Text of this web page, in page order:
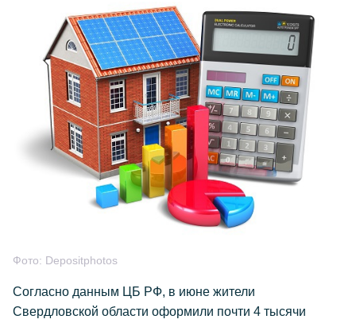
Фото: Depositphotos
Согласно данным ЦБ РФ, в июне жители
Свердловской области оформили почти 4 тысячи